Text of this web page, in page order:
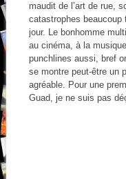
maudit de l’art de rue,
catastrophes beaucoup
jour. Le bonhomme
au cinéma, à la
punchlines aussi, bref
se montre peut-être un
agréable. Pour une
Guad, je ne suis pas